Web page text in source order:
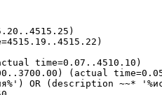
time=0.07..4510.10)
(actual
OR (description ~~*